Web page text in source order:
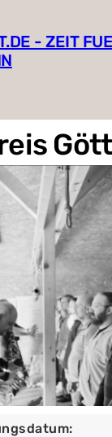
- ZEIT